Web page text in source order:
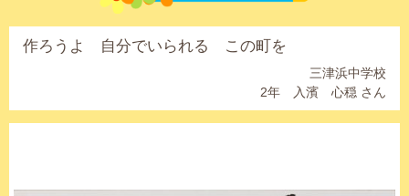
作ろうよ 自分でいられる この町を
三津浜中学校
2年 入濱 心穏 さん